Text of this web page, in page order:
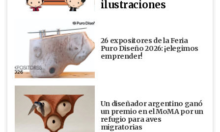
ilustraciones
26 expositores de la Feria
Puro Diseño 2026: ¡elegimos
emprender!
Un diseñador argentino ganó
un premio en el MoMA por un
refugio para aves
migratorias